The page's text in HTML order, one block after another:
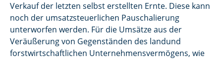
Verkauf der letzten selbst erstellten Ernte. Diese kann
noch der umsatzsteuerlichen Pauschalierung
unterworfen werden. Für die Umsätze aus der
Veräußerung von Gegenständen des landund
forstwirtschaftlichen Unternehmensvermögens, wie